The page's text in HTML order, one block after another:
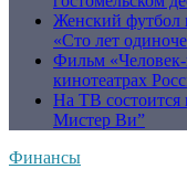
Женский футбол
«Сто лет
Фильм
кинотеатрах
На ТВ состоится
Мистер Ви”
Финансы